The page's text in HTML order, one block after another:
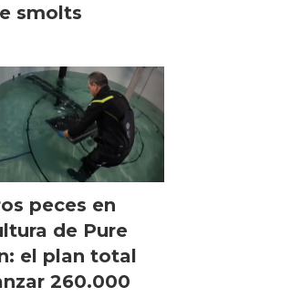
smolts
peces en
de Pure
el plan total
260.000